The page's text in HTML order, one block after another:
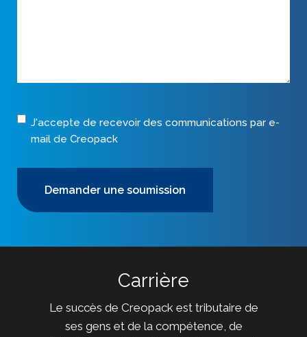
Consentement
J'accepte de recevoir des communications par e-
mail de Creopack
Carrière
Le succès de Creopack est tributaire de
ses gens et de la compétence, de